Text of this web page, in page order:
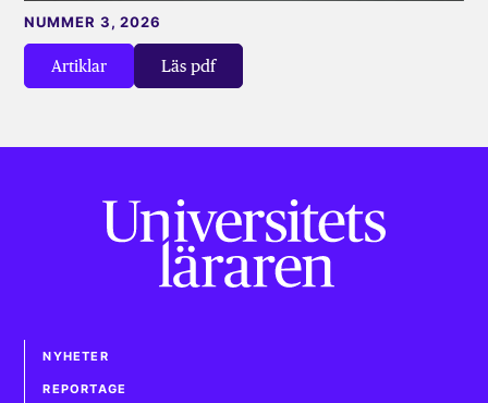
Artiklar Läs pdf
NUMMER 3, 2026
NYHETER
REPORTAGE